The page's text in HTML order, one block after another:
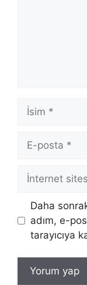
İsim
posta
İnternet
sitesi
Daha
adım, e-
tarayıcıya